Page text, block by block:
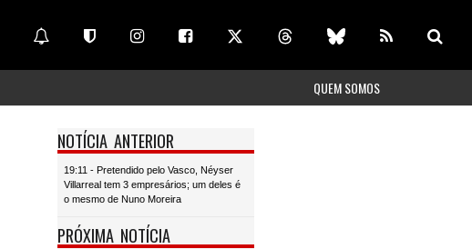
QUEM SOMOS
NOTÍCIA ANTERIOR
19:11 - Pretendido pelo Vasco, Néyser
Villarreal tem 3 empresários; um deles é
o mesmo de Nuno Moreira
PRÓXIMA NOTÍCIA